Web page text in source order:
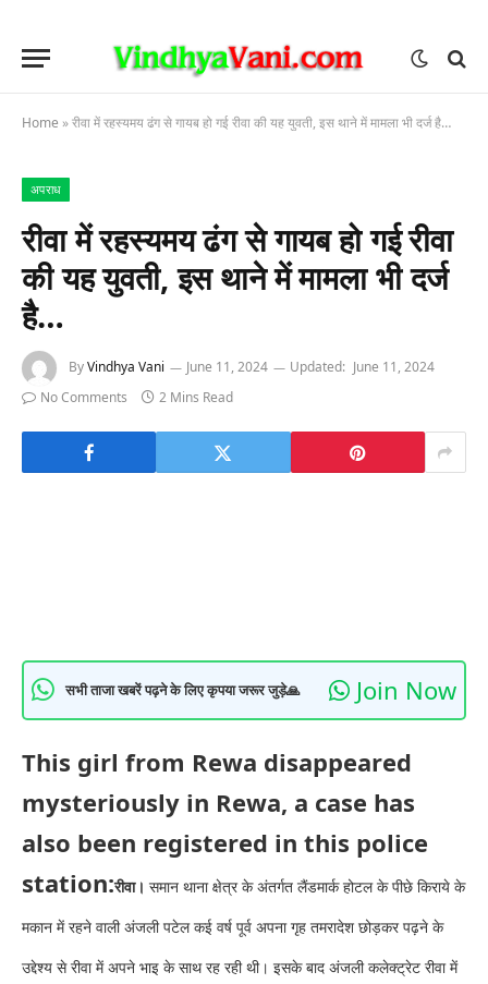
Home »रीवा में रहस्यमय ढंग से गायब हो गई रीवा की यह युवती, इस थाने में मामला भी दर्ज है…
अपराध
रीवा में रहस्यमय ढंग से गायब हो गई रीवा
की यह युवती, इस थाने में मामला भी दर्ज
है…
ByVindhya Vani June 11, 2024 Updated: June 11, 2024
No Comments
2 Mins Read
सभी ताजा खबरें पढ़ने के लिए कृपया जरूर जुड़े🙏 Join Now
This girl from Rewa disappeared
mysteriously in Rewa, a case has
also been registered in this police
station:रीवा। समान थाना क्षेत्र के अंतर्गत लैंडमार्क होटल के पीछे किराये के
मकान में रहने वाली अंजली पटेल कई वर्ष पूर्व अपना गृह तमरादेश छोड़कर पढ़ने के
उद्देश्य से रीवा में अपने भाइ के साथ रह रही थी। इसके बाद अंजली कलेक्ट्रेट रीवा में